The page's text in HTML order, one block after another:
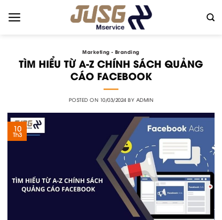
Marketing - Branding
TÌM HIỂU TỪ A-Z CHÍNH SÁCH QUẢNG
CÁO FACEBOOK
POSTED ON 10/03/2024BY ADMIN
10
Th3